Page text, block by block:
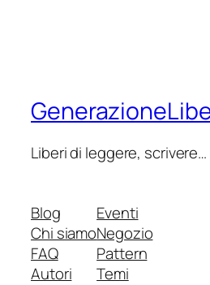
Liberi di leggere,
Blog
Chi siamo
FAQ
Autori
Eventi
Negozio
Pattern
Temi